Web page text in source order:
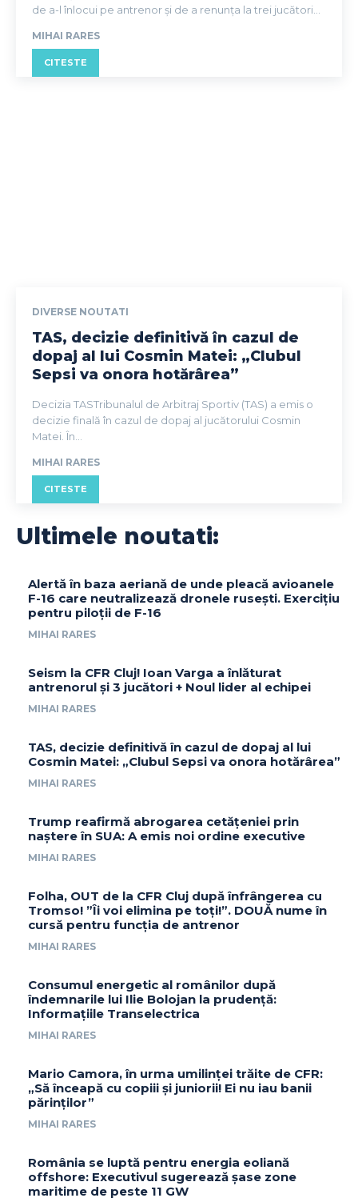
de a-l înlocui pe antrenor și de a renunța la trei jucători...
MIHAI RARES
CITESTE
DIVERSE NOUTATI
TAS, decizie definitivă în cazul de
dopaj al lui Cosmin Matei: „Clubul
Sepsi va onora hotărârea”
Decizia TASTribunalul de Arbitraj Sportiv (TAS) a emis o
decizie finală în cazul de dopaj al jucătorului Cosmin
Matei. În...
MIHAI RARES
CITESTE
Ultimele noutati:
Alertă în baza aeriană de unde pleacă avioanele
F-16 care neutralizează dronele rusești. Exercițiu
pentru piloții de F-16
MIHAI RARES
Seism la CFR Cluj! Ioan Varga a înlăturat
antrenorul și 3 jucători + Noul lider al echipei
MIHAI RARES
TAS, decizie definitivă în cazul de dopaj al lui
Cosmin Matei: „Clubul Sepsi va onora hotărârea”
MIHAI RARES
Trump reafirmă abrogarea cetățeniei prin
naștere în SUA: A emis noi ordine executive
MIHAI RARES
Folha, OUT de la CFR Cluj după înfrângerea cu
Tromso! ”Îi voi elimina pe toți!”. DOUĂ nume în
cursă pentru funcția de antrenor
MIHAI RARES
Consumul energetic al românilor după
îndemnarile lui Ilie Bolojan la prudență:
Informațiile Transelectrica
MIHAI RARES
Mario Camora, în urma umilinței trăite de CFR:
„Să înceapă cu copiii și juniorii! Ei nu iau banii
părinților”
MIHAI RARES
România se luptă pentru energia eoliană
offshore: Executivul sugerează șase zone
maritime de peste 11 GW